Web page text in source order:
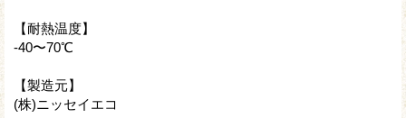
【耐熱温度】
-40〜70℃
【製造元】
(株)ニッセイエコ